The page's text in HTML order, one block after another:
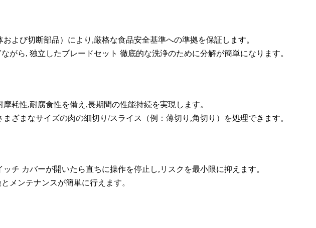
および切断部品）により,厳格な食品安全基準への準拠を保証します。
がら, 独立したブレードセット 徹底的な洗浄のために分解が簡単になります。
摩耗性,耐腐食性を備え,長期間の性能持続を実現します。
ざまなサイズの肉の細切り/スライス（例：薄切り,角切り）を処理できます。
ッチ カバーが開いたら直ちに操作を停止し,リスクを最小限に抑えます。
メンテナンスが簡単に行えます。